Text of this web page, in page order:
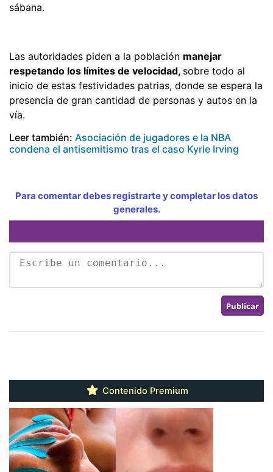
sábana.
Las autoridades piden a la población manejar
respetando los límites de velocidad, sobre todo al
inicio de estas festividades patrias, donde se espera la
presencia de gran cantidad de personas y autos en la
vía.
Leer también: Asociación de jugadores e la NBA
condena el antisemitismo tras el caso Kyrie Irving
Para comentar debes registrarte y completar los datos
generales.
Contenido Premium